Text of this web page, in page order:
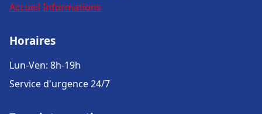
Accueil Informations
Horaires
Lun-Ven: 8h-19h
Service d'urgence 24/7